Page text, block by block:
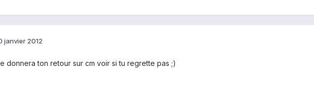
janvier 2012
donnera ton retour sur cm voir si tu regrette pas ;)